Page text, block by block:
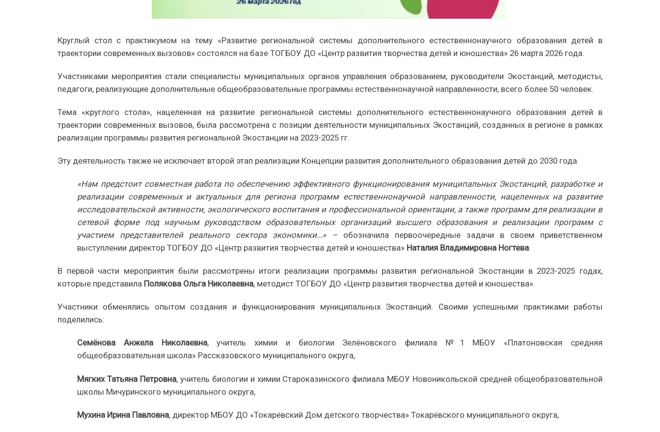
Круглый стол с практикумом на тему «Развитие региональной системы дополнительного естественнонаучного образования детей в
траектории современных вызовов» состоялся на базе ТОГБОУ ДО «Центр развития творчества детей и юношества» 26 марта 2026 года.
Участниками мероприятия стали специалисты муниципальных органов управления образованием, руководители Экостанций, методисты,
педагоги, реализующие дополнительные общеобразовательные программы естественнонаучной направленности, всего более 50 человек.
Тема «круглого стола», нацеленная на развитие региональной системы дополнительного естественнонаучного образования детей в
траектории современных вызовов, была рассмотрена с позиции деятельности муниципальных Экостанций, созданных в регионе в рамках
реализации программы развития региональной Экостанции на 2023-2025 гг.
Эту деятельность также не исключает второй этап реализации Концепции развития дополнительного образования детей до 2030 года.
«Нам предстоит совместная работа по обеспечению эффективного функционирования муниципальных Экостанций, разработке и
реализации современных и актуальных для региона программ естественнонаучной направленности, нацеленных на развитие
исследовательской активности, экологического воспитания и профессиональной ориентации, а также программ для реализации в
сетевой форме под научным руководством образовательных организаций высшего образования и реализации программ с
участием представителей реального сектора экономики…» – обозначила первоочередные задачи в своем приветственном
выступлении директор ТОГБОУ ДО «Центр развития творчества детей и юношества» Наталия Владимировна Ногтева.
В первой части мероприятия были рассмотрены итоги реализации программы развития региональной Экостанции в 2023-2025 годах,
которые представила Полякова Ольга Николаевна, методист ТОГБОУ ДО «Центр развития творчества детей и юношества».
Участники обменялись опытом создания и функционирования муниципальных Экостанций. Своими успешными практиками работы
поделились:
Семёнова Анжела Николаевна, учитель химии и биологии Зелёновского филиала №1 МБОУ «Платоновская средняя
общеобразовательная школа» Рассказовского муниципального округа,
Мягких Татьяна Петровна, учитель биологии и химии Староказинского филиала МБОУ Новоникольской средней общеобразовательной
школы Мичуринского муниципального округа,
Мухина Ирина Павловна, директор МБОУ ДО «Токарёвский Дом детского творчества» Токарёвского муниципального округа,